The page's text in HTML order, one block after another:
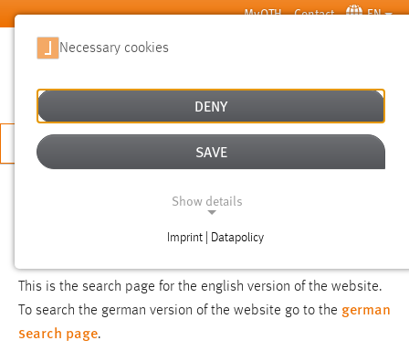
Skip to main content MyOTH Contact EN
APPLY NOW
This is the search page for the english version of the website.
To search the german version of the website go to the german
search page.
Necessary cookies
DENY
SAVE
Show details
Imprint | Datapolicy